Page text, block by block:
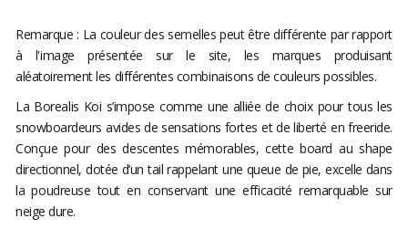
Remarque : La couleur des semelles peut être différente par rapport
à l'image présentée sur le site, les marques produisant
aléatoirement les différentes combinaisons de couleurs possibles.
La Borealis Koi s’impose comme une alliée de choix pour tous les
snowboardeurs avides de sensations fortes et de liberté en freeride.
Conçue pour des descentes mémorables, cette board au shape
directionnel, dotée d’un tail rappelant une queue de pie, excelle dans
la poudreuse tout en conservant une efficacité remarquable sur
neige dure.